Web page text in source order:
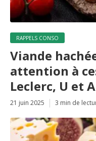
RAPPELS CONSO
Viande
attention à
Leclerc, U et
21 juin 2025 3 min de